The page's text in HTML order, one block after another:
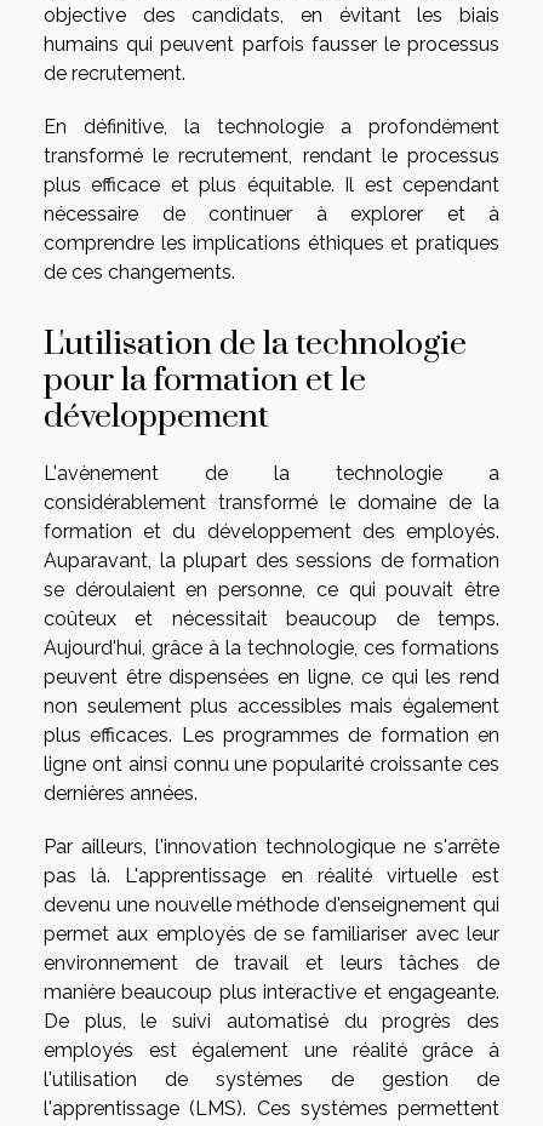
objective des candidats, en évitant les biais
humains qui peuvent parfois fausser le processus
de recrutement.
En définitive, la technologie a profondément
transformé le recrutement, rendant le processus
plus efficace et plus équitable. Il est cependant
nécessaire de continuer à explorer et à
comprendre les implications éthiques et pratiques
de ces changements.
L'utilisation de la technologie
pour la formation et le
développement
L'avènement de la technologie a
considérablement transformé le domaine de la
formation et du développement des employés.
Auparavant, la plupart des sessions de formation
se déroulaient en personne, ce qui pouvait être
coûteux et nécessitait beaucoup de temps.
Aujourd'hui, grâce à la technologie, ces formations
peuvent être dispensées en ligne, ce qui les rend
non seulement plus accessibles mais également
plus efficaces. Les programmes de formation en
ligne ont ainsi connu une popularité croissante ces
dernières années.
Par ailleurs, l'innovation technologique ne s'arrête
pas là. L'apprentissage en réalité virtuelle est
devenu une nouvelle méthode d'enseignement qui
permet aux employés de se familiariser avec leur
environnement de travail et leurs tâches de
manière beaucoup plus interactive et engageante.
De plus, le suivi automatisé du progrès des
employés est également une réalité grâce à
l'utilisation de systèmes de gestion de
l'apprentissage (LMS). Ces systèmes permettent